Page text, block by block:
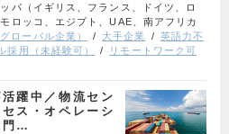
パ（イギリス、フランス、ドイツ、ロ
ロッコ、エジプト、UAE、南アフリカ
ローバル企業） 大手企業
英語力不
採用（未経験可）
リモートワーク可
躍中／物流セン
ス・オペレーシ
門…